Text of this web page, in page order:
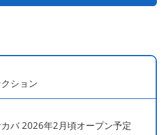
ション
カバ 2026年2月頃オープン予定